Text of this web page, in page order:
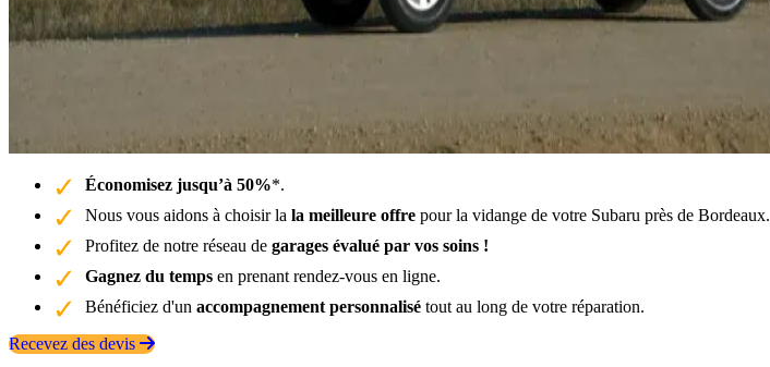
Économisez jusqu’à 50%*.
Nous vous aidons à choisir la la meilleure offre pour la vidange de votre Subaru près de Bordeaux.
Profitez de notre réseau de garages évalué par vos soins !
Gagnez du temps en prenant rendez-vous en ligne.
Bénéficiez d'un accompagnement personnalisé tout au long de votre réparation.
Recevez des devis